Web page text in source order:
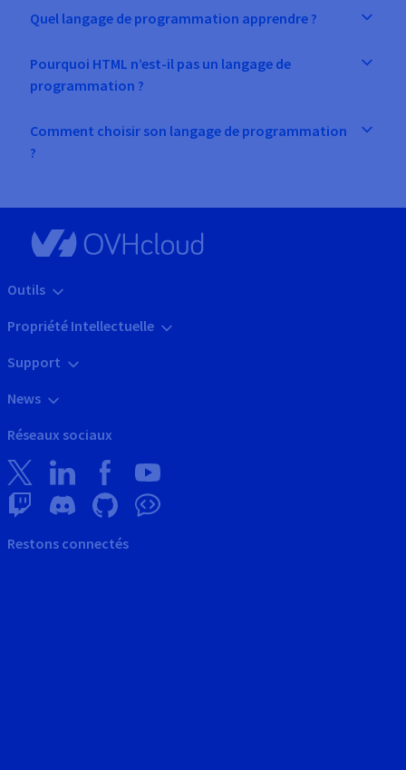
Quel langage de programmation apprendre ?
Pourquoi HTML n’est-il pas un langage de
programmation ?
Comment choisir son langage de programmation
?
Outils
Propriété Intellectuelle
Support
News
Réseaux sociaux
Restons connectés